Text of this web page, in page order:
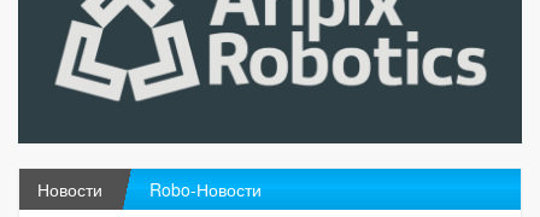
Новости Robo-Новости